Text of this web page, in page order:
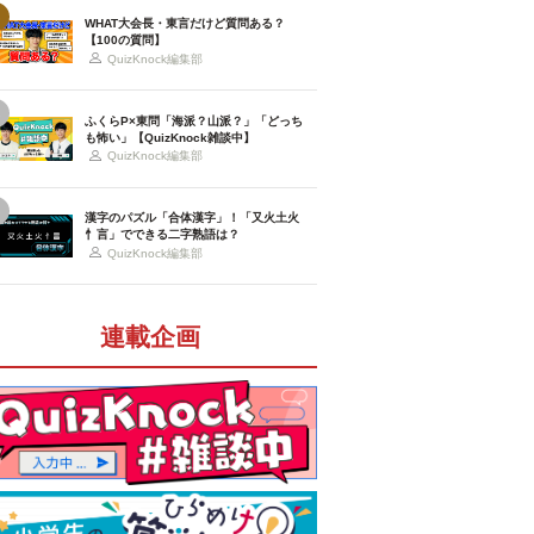
WHAT大会長・東言だけど質問ある？
【100の質問】
QuizKnock編集部
ふくらP×東問「海派？山派？」「どっち
も怖い」【QuizKnock雑談中】
QuizKnock編集部
漢字のパズル「合体漢字」！「又火土火
忄言」でできる二字熟語は？
QuizKnock編集部
連載企画